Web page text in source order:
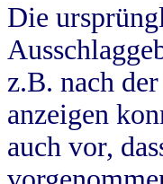
Die
z.B. nach
anzeigen
auch vor,